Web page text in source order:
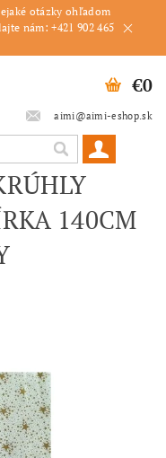
otázky ohľadom
nám: +421 902 465
aimi@aimi-eshop.sk
€0
140CM